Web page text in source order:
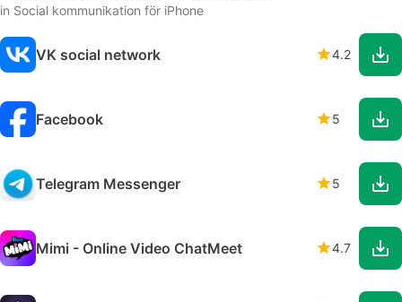
in Social kommunikation för iPhone
VK social network 4.2
Facebook 5
Telegram Messenger 5
Mimi - Online Video ChatMeet 4.7